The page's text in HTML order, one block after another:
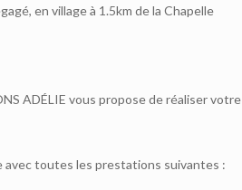
en village à 1.5km de la Chapelle
ADÉLIE vous propose de réaliser votre
avec toutes les prestations suivantes :